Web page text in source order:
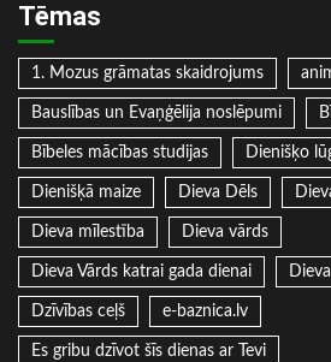
Tēmas
1. Mozus grāmatas skaidrojums
Bauslības un Evaņģēlija noslēpumi
Bībeles mācības studijas Dienišķo
Dienišķā maize Dieva Dēls
Dieva mīlestība Dieva vārds
Dieva Vārds katrai gada dienai
Dzīvības ceļš e-baznica.lv
Es gribu dzīvot šīs dienas ar Tevi